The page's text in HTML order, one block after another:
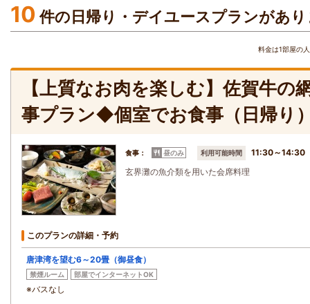
10 件の日帰り・デイユースプランがあ
料金は1部屋の
【上質なお肉を楽しむ】佐賀牛の
事プラン◆個室でお食事（日帰り
食事： 昼のみ 利用可能時間
11:30～14:30
玄界灘の魚介類を用いた会席料理
このプランの詳細・予約
唐津湾を望む6～20畳（御昼食）
禁煙ルーム 部屋でインターネットOK
※バスなし